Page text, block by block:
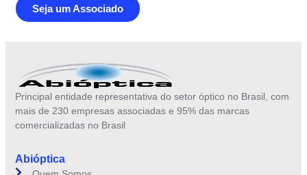
Seja um Associado
Principal entidade representativa do setor óptico no Brasil, com
mais de 230 empresas associadas e 95% das marcas
comercializadas no Brasil
Abióptica